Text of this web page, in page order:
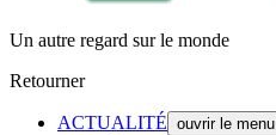
Un autre regard sur le monde
Retourner
ACTUALITÉ ouvrir le menu